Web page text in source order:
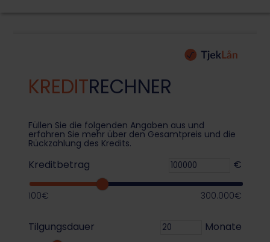
Giromatch wurde 2014 in Frankfurt am Main
besser Banking den Aufbau einer Kreditplattform.
Giromatch ist nicht nur Kreditvermittler, sondern zeigt
069 975 3535 00
info@giromatch.com
Ludwigstraße 33, 60327 Frankfurt a. M.
KREDITRECHNER
Füllen Sie die folgenden Angaben aus und
erfahren Sie mehr über den Gesamtpreis und die
Rückzahlung des Kredits.
Kreditbetrag €
100€ 300.000€
Tilgungsdauer Monate